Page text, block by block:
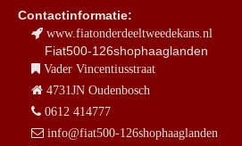
Contactinformatie:
www.fiatonderdeeltweedekans.nl
Fiat500-126shophaaglanden
Vader Vincentiusstraat
4731JN Oudenbosch
0612 414777
info@fiat500-126shophaaglanden